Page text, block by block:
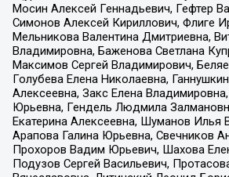
Мосин Алексей Геннадьевич, Гефтер
Симонов Алексей Кириллович, Флиге
Мельникова Валентина Дмитриевна,
Владимировна, Баженова Светлана
Максимов Сергей Владимирович,
Голубева Елена Николаевна,
Алексеевна, Закс Елена
Юрьевна, Гендель Людмила
Екатерина Алексеевна, Шуманов Илья
Арапова Галина Юрьевна, Свечников
Прохоров Вадим Юрьевич, Шахова
Подузов Сергей Васильевич,